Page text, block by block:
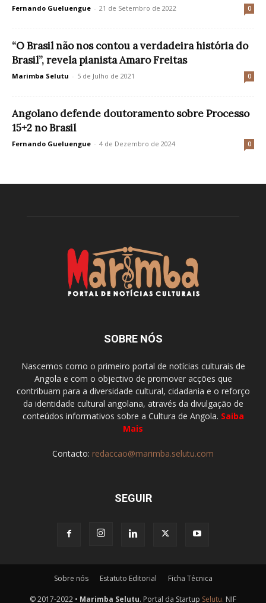
Fernando Gueluengue - 21 de Setembro de 2022 0
“O Brasil não nos contou a verdadeira história do
Brasil”, revela pianista Amaro Freitas
Marimba Selutu - 5 de Julho de 2021 0
Angolano defende doutoramento sobre Processo
15+2 no Brasil
Fernando Gueluengue - 4 de Dezembro de 2024 0
SOBRE NÓS
Nascemos como o primeiro portal de notícias culturais de
Angola e com o objectivo de promover acções que
contribuam para a diversidade cultural, cidadania e o reforço
da identidade cultural angolana, através da divulgação de
conteúdos informativos sobre a Cultura de Angola. Saiba
Mais
Contacto: redaccao@marimba.selutu.com
SEGUIR
Sobre nós Estatuto Editorial Ficha Técnica
© 2017-2022 • Marimba Selutu. Portal da Startup Selutu. NIF